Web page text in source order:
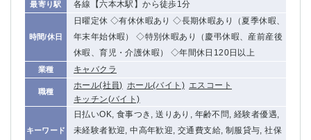
最寄り駅 各線【六本木駅】から徒歩1分
時間/休日
日曜定休 ◇有休休暇あり ◇長期休暇あり（夏季休暇、
年末年始休暇） ◇特別休暇あり（慶弔休暇、産前産後
休暇、育児・介護休暇） ◇年間休日120日以上
業種 キャバクラ
職種
ホール(社員) ホール(バイト) エスコート
キッチン(バイト)
キーワード
日払いOK, 食事つき, 送りあり, 年齢不問, 経験者優遇,
未経験者歓迎, 中高年歓迎, 交通費支給, 制服貸与, 社保